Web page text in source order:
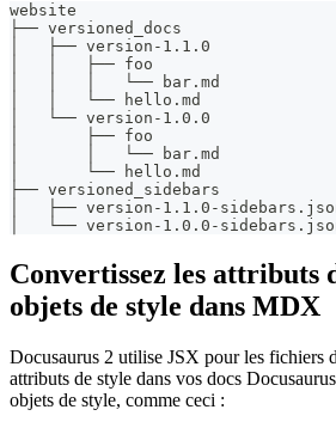
website
├── versioned_docs
│   ├── version-1.1.0
│   │   ├── foo
│   │   │   └── bar.md
│   │   └── hello.md
│   └── version-1.0.0
│       ├── foo
│       │   └── bar.md
│       └── hello.md
├── versioned_sidebars
│   ├── version-1.1.0-
│   └── version-1.0.0-
Convertissez les attributs
objets de style dans MDX
Docusaurus 2 utilise JSX pour les fichiers
attributs de style dans vos docs
objets de style, comme ceci :